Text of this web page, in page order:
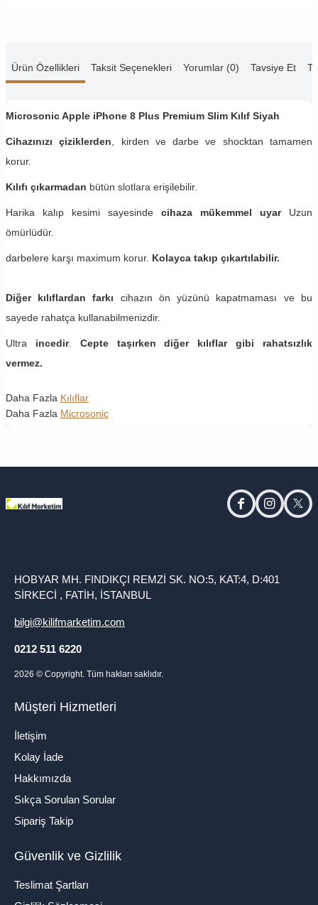
Ürün Özellikleri Taksit Seçenekleri Yorumlar (0) Tavsiye Et
Microsonic Apple iPhone 8 Plus Premium Slim Kılıf Siyah
Cihazınızı çiziklerden , kirden ve darbe ve shocktan tamamen
korur.
Kılıfı çıkarmadan bütün slotlara erişilebilir.
Harika kalıp kesimi sayesinde cihaza mükemmel uyar Uzun
ömürlüdür.
darbelere karşı maximum korur. Kolayca takıp çıkartılabilir.
Diğer kılıflardan farkı cihazın ön yüzünü kapatmaması ve bu
sayede rahatça kullanabilmenizdir.
Ultra incedir. Cepte taşırken diğer kılıflar gibi rahatsızlık
vermez.
Daha Fazla Kılıflar
Daha Fazla Microsonic
facebookinstagram
HOBYAR MH. FINDIKÇI REMZİ SK. NO:5, KAT:4, D:401
SİRKECİ , FATİH, İSTANBUL
bilgi@kilifmarketim.com
0212 511 6220
2026 © Copyright. Tüm hakları saklıdır.
Müşteri Hizmetleri
İletişim
Kolay İade
Hakkımızda
Sıkça Sorulan Sorular
Sipariş Takip
Güvenlik ve Gizlilik
Teslimat Şartları